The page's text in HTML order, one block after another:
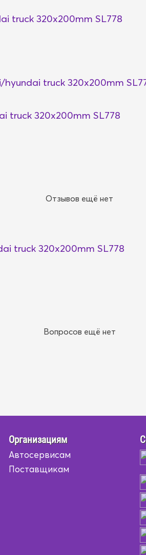
truck 320x200mm SL778
truck 320x200mm
truck 320x200mm SL778
Отзывов ещё нет
truck 320x200mm SL778
Вопросов ещё нет
Организациям
Автосервисам
Поставщикам